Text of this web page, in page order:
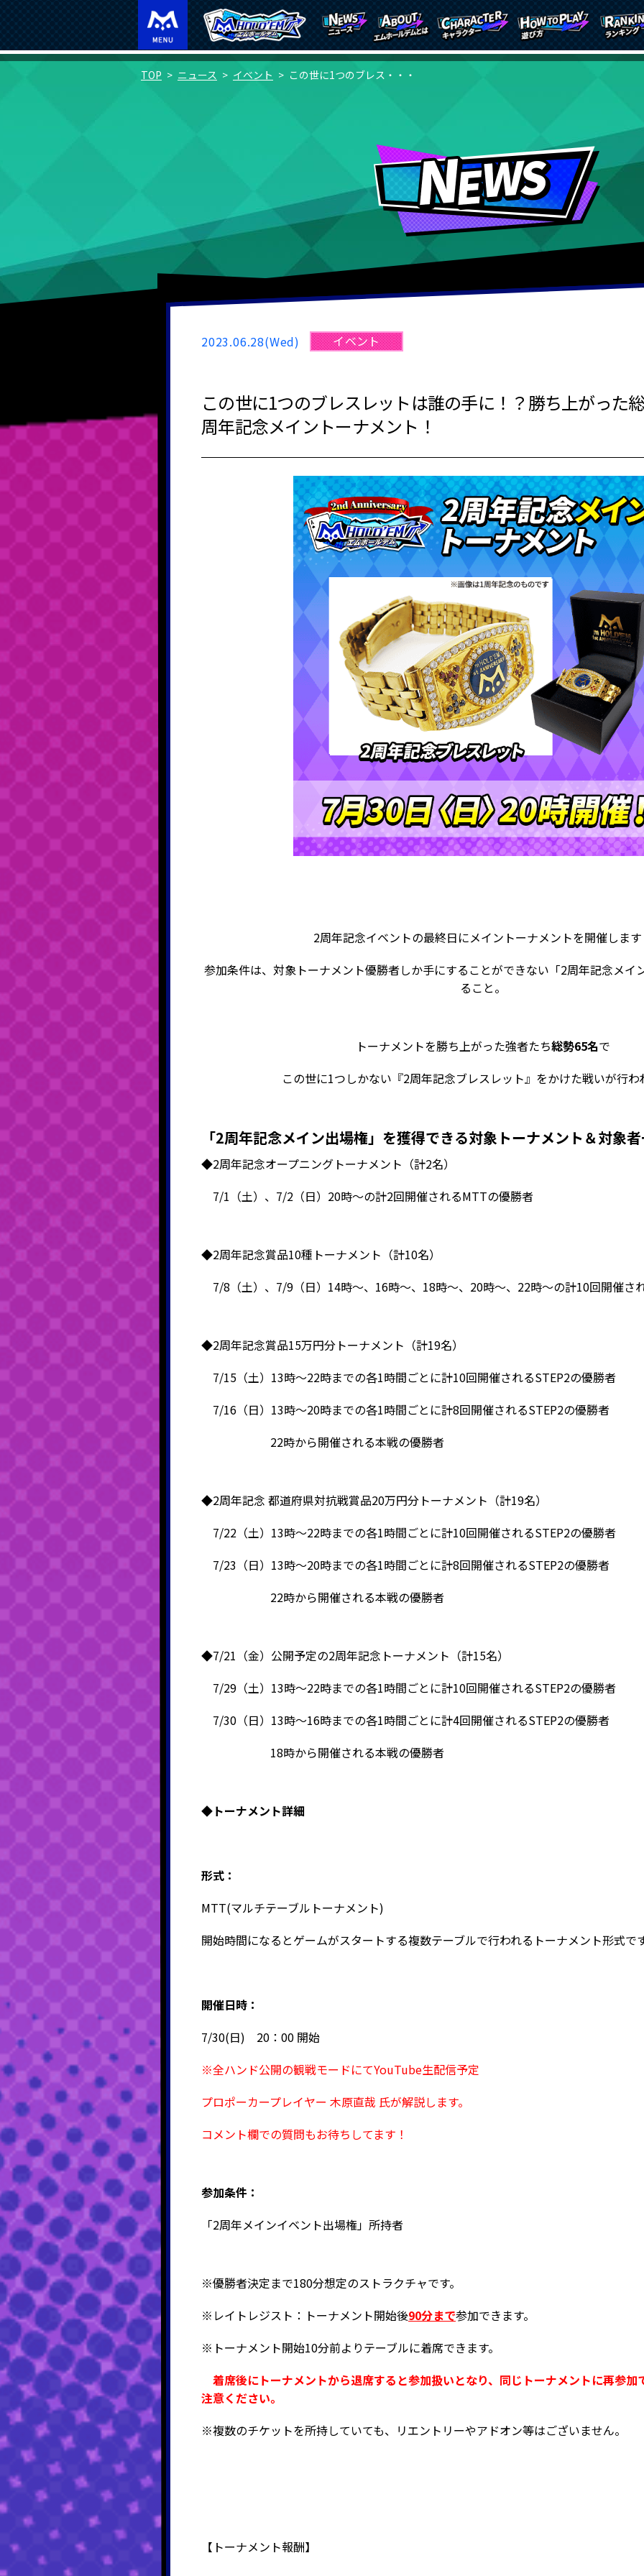
TOP ニュース イベント この世に1つのブレス・・・
2023.06.28(Wed) イベント
この世に1つのブレスレットは誰の手に！？勝ち上がった
周年記念メイントーナメント！
2周年記念イベントの最終日にメイントーナメントを開催しま
参加条件は、対象トーナメント優勝者しか手にすることができない「2周年記念メイ
ること。
トーナメントを勝ち上がった強者たち総勢65名で
この世に1つしかない『2周年記念ブレスレット』をかけた戦いが行わ
「2周年記念メイン出場権」を獲得できる対象トーナメント＆対象
◆2周年記念オープニングトーナメント（計2名）
7/1（土）、7/2（日）20時～の計2回開催されるMTTの優勝者
◆2周年記念賞品10種トーナメント（計10名）
7/8（土）、7/9（日）14時～、16時～、18時～、20時～、22時～の計10回開催さ
◆2周年記念賞品15万円分トーナメント（計19名）
7/15（土）13時～22時までの各1時間ごとに計10回開催されるSTEP2の優勝者
7/16（日）13時～20時までの各1時間ごとに計8回開催されるSTEP2の優勝者
22時から開催される本戦の優勝者
◆2周年記念 都道府県対抗戦賞品20万円分トーナメント（計19名）
7/22（土）13時～22時までの各1時間ごとに計10回開催されるSTEP2の優勝者
7/23（日）13時～20時までの各1時間ごとに計8回開催されるSTEP2の優勝者
22時から開催される本戦の優勝者
◆7/21（金）公開予定の2周年記念トーナメント（計15名）
7/29（土）13時～22時までの各1時間ごとに計10回開催されるSTEP2の優勝者
7/30（日）13時～16時までの各1時間ごとに計4回開催されるSTEP2の優勝者
18時から開催される本戦の優勝者
◆トーナメント詳細
形式：
MTT(マルチテーブルトーナメント)
開始時間になるとゲームがスタートする複数テーブルで行われるトーナメント形式で
開催日時：
7/30(日) 20：00 開始
※全ハンド公開の観戦モードにてYouTube生配信予定
プロポーカープレイヤー 木原直哉 氏が解説します。
コメント欄での質問もお待ちしてます！
参加条件：
「2周年メインイベント出場権」所持者
※優勝者決定まで180分想定のストラクチャです。
※レイトレジスト：トーナメント開始後90分まで参加できます。
※トーナメント開始10分前よりテーブルに着席できます。
着席後にトーナメントから退席すると参加扱いとなり、同じトーナメントに再参加
注意ください。
※複数のチケットを所持していても、リエントリーやアドオン等はございません。
【 トーナメント報酬】